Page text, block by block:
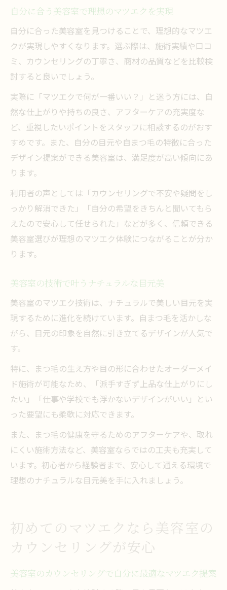
自分に合う美容室で理想のマツエクを実現
自分に合った美容室を見つけることで、理想的なマツエ
クが実現しやすくなります。選ぶ際は、施術実績や口コ
ミ、カウンセリングの丁寧さ、商材の品質などを比較検
討すると良いでしょう。
実際に「マツエクで何が一番いい？」と迷う方には、自
然な仕上がりや持ちの良さ、アフターケアの充実度な
ど、重視したいポイントをスタッフに相談するのがおす
すめです。また、自分の目元や自まつ毛の特徴に合った
デザイン提案ができる美容室は、満足度が高い傾向にあ
ります。
利用者の声としては「カウンセリングで不安や疑問をし
っかり解消できた」「自分の希望をきちんと聞いてもら
えたので安心して任せられた」などが多く、信頼できる
美容室選びが理想のマツエク体験につながることが分か
ります。
美容室の技術で叶うナチュラルな目元美
美容室のマツエク技術は、ナチュラルで美しい目元を実
現するために進化を続けています。自まつ毛を活かしな
がら、目元の印象を自然に引き立てるデザインが人気で
す。
特に、まつ毛の生え方や目の形に合わせたオーダーメイ
ド施術が可能なため、「派手すぎず上品な仕上がりにし
たい」「仕事や学校でも浮かないデザインがいい」とい
った要望にも柔軟に対応できます。
また、まつ毛の健康を守るためのアフターケアや、取れ
にくい施術方法など、美容室ならではの工夫も充実して
います。初心者から経験者まで、安心して通える環境で
理想のナチュラルな目元美を手に入れましょう。
初めてのマツエクなら美容室の
カウンセリングが安心
美容室のカウンセリングで自分に最適なマツエク提案